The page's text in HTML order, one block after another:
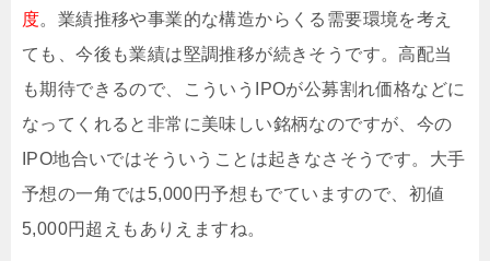
度。業績推移や事業的な構造からくる需要環境を考え
ても、今後も業績は堅調推移が続きそうです。高配当
も期待できるので、こういうIPOが公募割れ価格などに
なってくれると非常に美味しい銘柄なのですが、今の
IPO地合いではそういうことは起きなさそうです。大手
予想の一角では5,000円予想もでていますので、初値
5,000円超えもありえますね。